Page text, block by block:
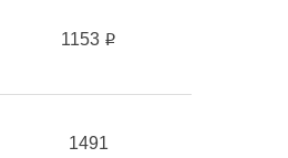
1153 i
1491